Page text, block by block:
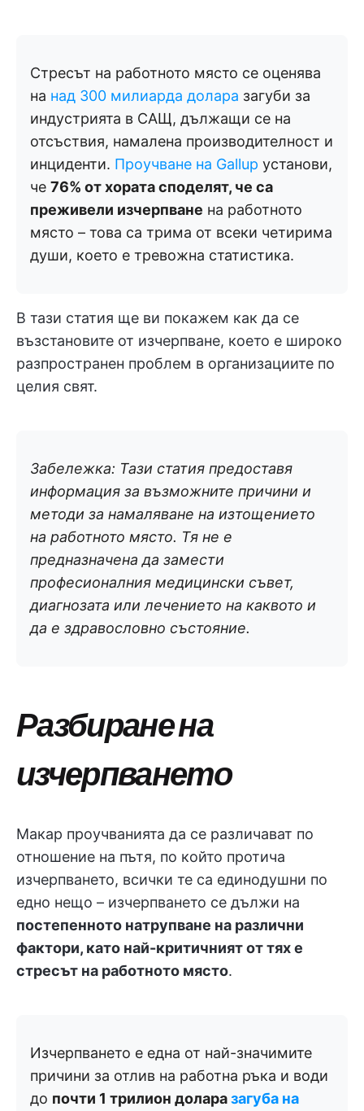
Стресът на работното място се оценява
на над 300 милиарда долара загуби за
индустрията в САЩ, дължащи се на
отсъствия, намалена производителност и
инциденти. Проучване на Gallup установи,
че 76% от хората споделят, че са
преживели изчерпване на работното
място – това са трима от всеки четирима
души, което е тревожна статистика.
В тази статия ще ви покажем как да се
възстановите от изчерпване, което е широко
разпространен проблем в организациите по
целия свят.
Забележка: Тази статия предоставя
информация за възможните причини и
методи за намаляване на изтощението
на работното място. Тя не е
предназначена да замести
професионалния медицински съвет,
диагнозата или лечението на каквото и
да е здравословно състояние.
Разбиране на
изчерпването
Макар проучванията да се различават по
отношение на пътя, по който протича
изчерпването, всички те са единодушни по
едно нещо – изчерпването се дължи на
постепенното натрупване на различни
фактори, като най-критичният от тях е
стресът на работното място.
Изчерпването е една от най-значимите
причини за отлив на работна ръка и води
до почти 1 трилион доларазагуба на